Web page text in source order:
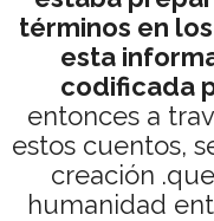
términos en
esta
codificada
entonces a
estos cuentos,
creación
humanidad